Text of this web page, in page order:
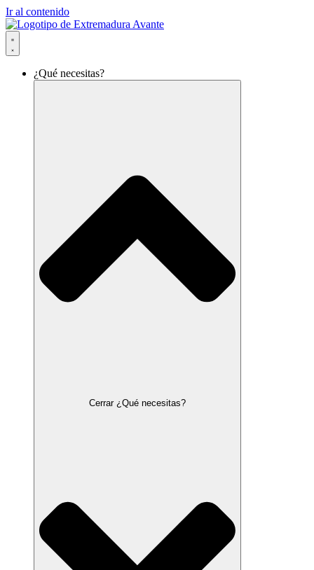
Ir al contenido
¿Qué necesitas?
Cerrar ¿Qué necesitas?